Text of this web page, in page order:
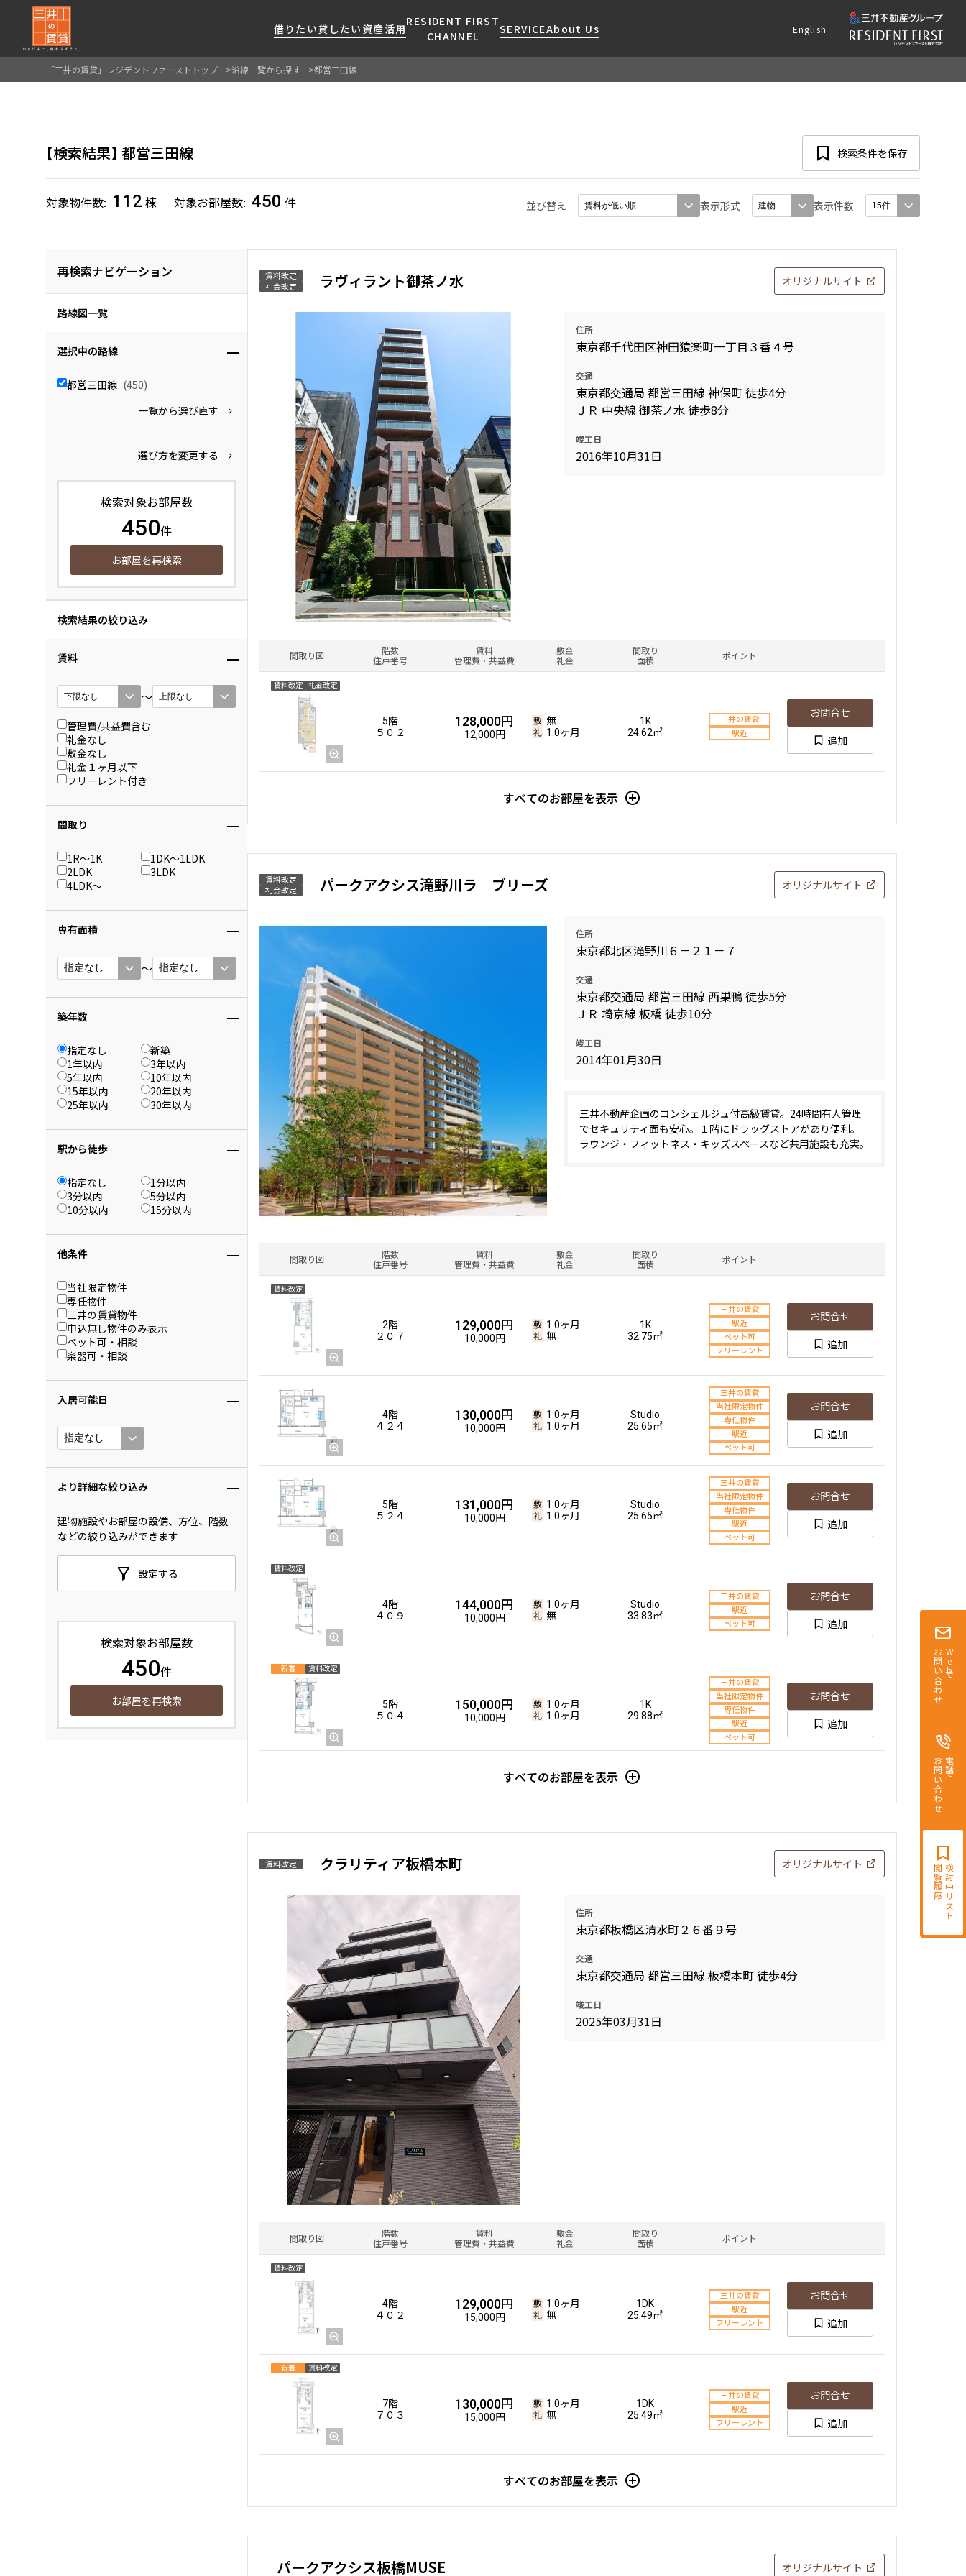
借りたい貸したい 資産活用
RESIDENT FIRST
CHANNEL
SERVICEAbout Us
ご提供するサービスをご紹介します
くご提案します
新着情報から探す
新着募集情報
当社限定(港区・渋谷区)
コンシェルジュ付き
ブランドマンション
最適なプランをご提案します
ご相談も承ります
各種サービスをご紹介します
よくあるご質問
社宅紹介
English
Webで
お問い合わせ
電話で
お問い合わせ
検討中リスト
閲覧履歴
「三井の賃貸」レジデントファーストトップ 沿線一覧から探す 都営三田線
検索結果 都営三田線 検索条件を保存
対象物件数 112 棟 対象お部屋数 450 件 並び替え 表示形式 表示件数
再検索ナビゲーション
路線図一覧
選択中の路線
都営三田線 (450)
一覧から選び直す
選び方を変更する
検索対象お部屋数
450件
お部屋を再検索
検索結果の絞り込み
賃料
〜
管理費/共益費含む
礼金なし
敷金なし
礼金１ヶ月以下
フリーレント付き
間取り
1R〜1K
1DK〜1LDK
2LDK
3LDK
4LDK〜
専有面積
〜
築年数
指定なし
新築
1年以内
3年以内
5年以内
10年以内
15年以内
20年以内
25年以内
30年以内
駅から徒歩
指定なし
1分以内
3分以内
5分以内
10分以内
15分以内
他条件
当社限定物件
専任物件
三井の賃貸物件
申込無し物件のみ表示
ペット可・相談
楽器可・相談
入居可能日
より詳細な絞り込み
建物施設やお部屋の設備、方位、階数
などの絞り込みができます
設定する
検索対象お部屋数
450件
お部屋を再検索
賃料改定
礼金改定
ラヴィラント御茶ノ水 オリジナルサイト
住所
東京都千代田区神田猿楽町一丁目３番４号
交通
東京都交通局 都営三田線 神保町 徒歩4分
ＪＲ 中央線 御茶ノ水 徒歩8分
竣工日
2016年10月31日
間取り図
階数
住戸番号
賃料
管理費・共益費
敷金
礼金
間取り
面積
ポイント
賃料改定 礼金改定
5階
５０２
128,000円
12,000円
無
1.0ヶ月
1K
24.62㎡
三井の賃貸
駅近
お問合せ
追加
すべてのお部屋を表示
賃料改定
礼金改定
パークアクシス滝野川ラ ブリーズ オリジナルサイト
住所
東京都北区滝野川６－２１－７
交通
東京都交通局 都営三田線 西巣鴨 徒歩5分
ＪＲ 埼京線 板橋 徒歩10分
竣工日
2014年01月30日
三井不動産企画のコンシェルジュ付高級賃貸。24時間有人管理
でセキュリティ面も安心。１階にドラッグストアがあり便利。
ラウンジ・フィットネス・キッズスペースなど共用施設も充実。
間取り図
階数
住戸番号
賃料
管理費・共益費
敷金
礼金
間取り
面積
ポイント
賃料改定
2階
２０７
129,000円
10,000円
1.0ヶ月
無
1K
32.75㎡
三井の賃貸
駅近
ペット可
フリーレント
お問合せ
追加
4階
４２４
130,000円
10,000円
1.0ヶ月
1.0ヶ月
Studio
25.65㎡
三井の賃貸
当社限定物件
専任物件
駅近
ペット可
お問合せ
追加
5階
５２４
131,000円
10,000円
1.0ヶ月
1.0ヶ月
Studio
25.65㎡
三井の賃貸
当社限定物件
専任物件
駅近
ペット可
お問合せ
追加
賃料改定
4階
４０９
144,000円
10,000円
1.0ヶ月
無
Studio
33.83㎡
三井の賃貸
駅近
ペット可
お問合せ
追加
新着 賃料改定
5階
５０４
150,000円
10,000円
1.0ヶ月
1.0ヶ月
1K
29.88㎡
三井の賃貸
当社限定物件
専任物件
駅近
ペット可
お問合せ
追加
5階
150,000円
1.0ヶ月
Studio
賃料改定
ペット可
7階
158,000円
12,000円
1.0ヶ月
三井の賃貸
賃料改定 礼金改定
8階
８１５
158,000円
12,000円
新着 賃料改定
9階
９１７
160,000円
10,000円
１２０８
12,000円
無
34.44㎡
専任物件
駅近
ペット可
お問合せ
追加
８１７
12,000円
無
34.44㎡
駅近
ペット可
お問合せ
追加
166,000円
1.0ヶ月
1DK+SIC
追加
15階
お問合せ
すべてのお部屋を表示
賃料改定 クラリティア板橋本町 オリジナルサイト
住所
東京都板橋区清水町２６番９号
交通
東京都交通局 都営三田線 板橋本町 徒歩4分
竣工日
2025年03月31日
間取り図
階数
住戸番号
賃料
管理費・共益費
敷金
礼金
間取り
面積
ポイント
賃料改定
4階
４０２
129,000円
15,000円
1.0ヶ月
無
1DK
25.49㎡
三井の賃貸
駅近
フリーレント
お問合せ
追加
新着 賃料改定
7階
７０３
130,000円
15,000円
1.0ヶ月
無
1DK
25.49㎡
三井の賃貸
駅近
フリーレント
お問合せ
追加
すべてのお部屋を表示
パークアクシス板橋MUSE オリジナルサイト